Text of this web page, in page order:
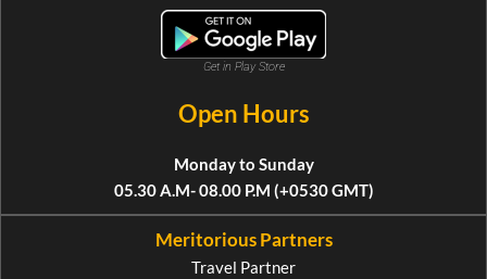
Get in Play Store
Open Hours
Monday to Sunday
05.30 A.M- 08.00 P.M (+0530 GMT)
Meritorious Partners
Travel Partner